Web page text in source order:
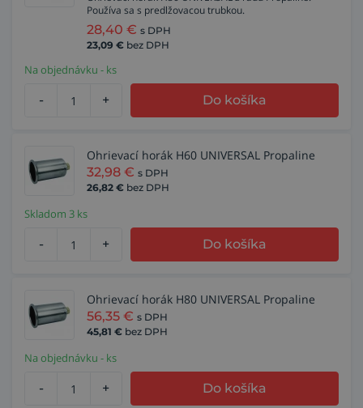
Používa sa s predlžovacou trubkou.
28,40 € s DPH
23,09 € bez DPH
Na objednávku - ks
- + Do košíka
Ohrievací horák H60 UNIVERSAL Propaline
32,98 € s DPH
26,82 € bez DPH
Skladom 3 ks
- + Do košíka
Ohrievací horák H80 UNIVERSAL Propaline
56,35 € s DPH
45,81 € bez DPH
Na objednávku - ks
- + Do košíka